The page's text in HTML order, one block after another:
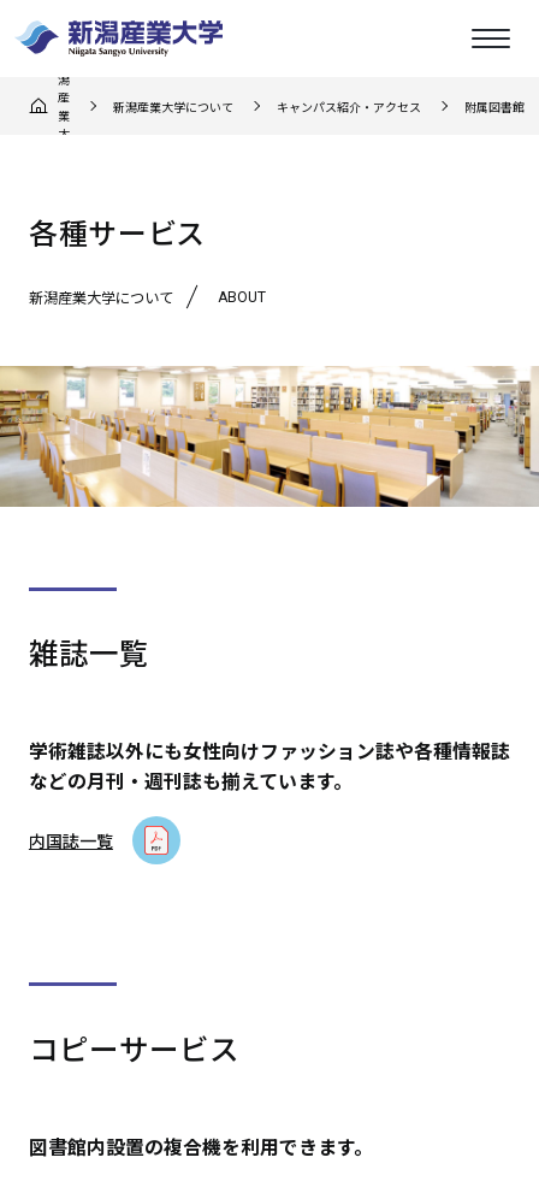
潟
産
業
大
新潟産業大学について キャンパス紹介・アクセス 附属図書館
各種サービス
新潟産業大学について ABOUT
雑誌一覧
学術雑誌以外にも女性向けファッション誌や各種情報誌
などの月刊・週刊誌も揃えています。
内国誌一覧
コピーサービス
図書館内設置の複合機を利用できます。